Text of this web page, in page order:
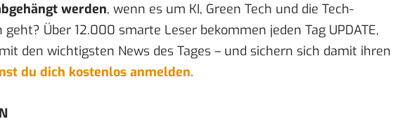
werden, wenn es um KI, Green Tech und die Tech-
Über 12.000 smarte Leser bekommen jeden Tag UPDATE,
den wichtigsten News des Tages – und sichern sich damit ihren
du dich kostenlos anmelden.